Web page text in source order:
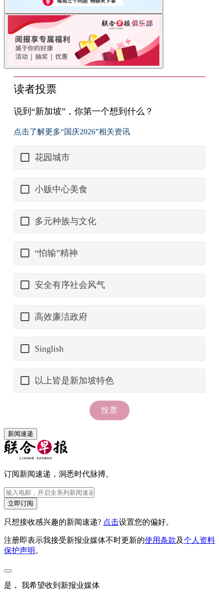
新闻速递
订阅新闻速递，洞悉时代脉搏。
立即订阅
只想接收感兴趣的新闻速递? 点击设置您的偏好。
注册即表示我接受新报业媒体不时更新的使用条款及个人资料
保护声明 。
是， 我希望收到新报业媒体